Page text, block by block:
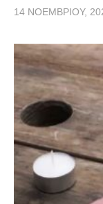
14 ΝΟΕΜΒΡΊΟΥ,